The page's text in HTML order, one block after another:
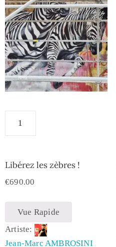
Libérez les zèbres !
€690.00
Vue Rapide
Artiste:
Jean-Marc AMBROSINI